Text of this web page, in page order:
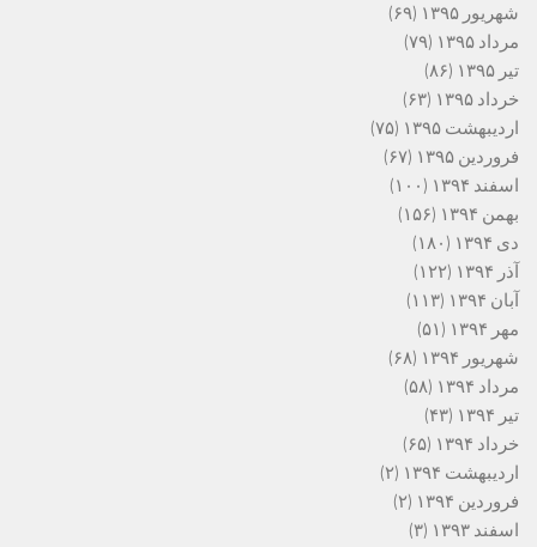
شهریور ۱۳۹۵
(۶۹)
مرداد ۱۳۹۵
(۷۹)
تیر ۱۳۹۵
(۸۶)
خرداد ۱۳۹۵
(۶۳)
اردیبهشت ۱۳۹۵
(۷۵)
فروردین ۱۳۹۵
(۶۷)
اسفند ۱۳۹۴
(۱۰۰)
بهمن ۱۳۹۴
(۱۵۶)
دی ۱۳۹۴
(۱۸۰)
آذر ۱۳۹۴
(۱۲۲)
آبان ۱۳۹۴
(۱۱۳)
مهر ۱۳۹۴
(۵۱)
شهریور ۱۳۹۴
(۶۸)
مرداد ۱۳۹۴
(۵۸)
تیر ۱۳۹۴
(۴۳)
خرداد ۱۳۹۴
(۶۵)
اردیبهشت ۱۳۹۴
(۲)
فروردین ۱۳۹۴
(۲)
اسفند ۱۳۹۳
(۳)